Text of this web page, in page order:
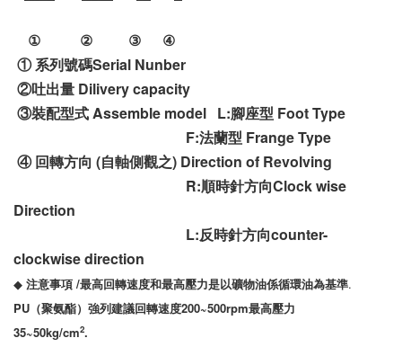
① ② ③ ④
①系列號碼Serial Nunber
②吐出量 Dilivery capacity
③裝配型式Assemble model L:腳座型 Foot Type
F:法蘭型 Frange Type
④回轉方向 (自軸側觀之) Direction of Revolving
R:順時針方向Clock wise
Direction
L:反時針方向counter-
clockwise direction
◆ 注意事項 /最高回轉速度和最高壓力是以礦物油係循環油為基準.
PU （聚氨酯）強列建議回轉速度200~500rpm最高壓力
35~50kg/cm2.